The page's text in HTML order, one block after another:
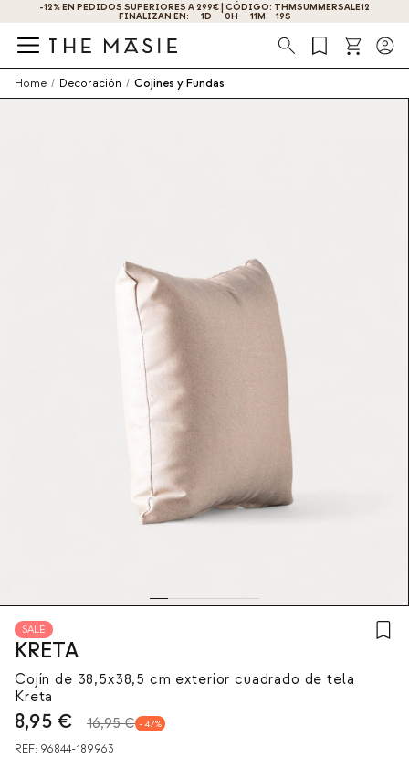
-12% EN PEDIDOS SUPERIORES A 299€ | CÓDIGO: THMSUMMERSALE12
FINALIZAN EN: 1D 0H 11M 19S
Búsqueda
Home / Decoración / Cojines y Fundas
SALE
KRETA
Cojín de 38,5x38,5 cm exterior cuadrado de tela
Kreta
8,95 € 16,95 € 47
REF: 96844-189963